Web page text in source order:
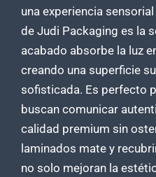
una experiencia sensorial
de Judi Packaging es la
acabado absorbe la luz
creando una superficie
sofisticada. Es perfecto
buscan comunicar
calidad premium sin
laminados mate y
no solo mejoran la